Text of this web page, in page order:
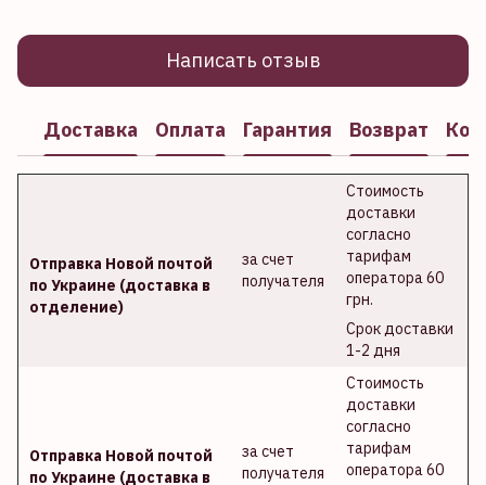
Написать отзыв
Доставка Оплата Гарантия Возврат
Отправка Новой почтой
по Украине (доставка в
отделение)
за счет
получателя
Стоимость
доставки
согласно
тарифам
оператора 60
грн.
Срок доставки
1-2 дня
Отправка Новой почтой
по Украине (доставка в
за счет
получателя
Стоимость
доставки
согласно
тарифам
оператора 60